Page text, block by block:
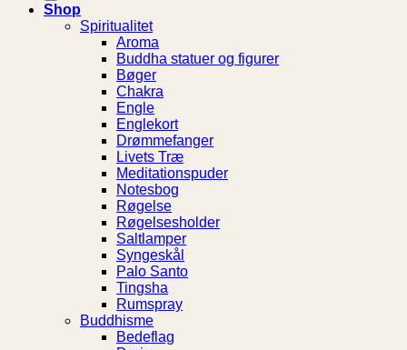
Shop
Spiritualitet
Aroma
Buddha statuer og figurer
Bøger
Chakra
Engle
Englekort
Drømmefanger
Livets Træ
Meditationspuder
Notesbog
Røgelse
Røgelsesholder
Saltlamper
Syngeskål
Palo Santo
Tingsha
Rumspray
Buddhisme
Bedeflag